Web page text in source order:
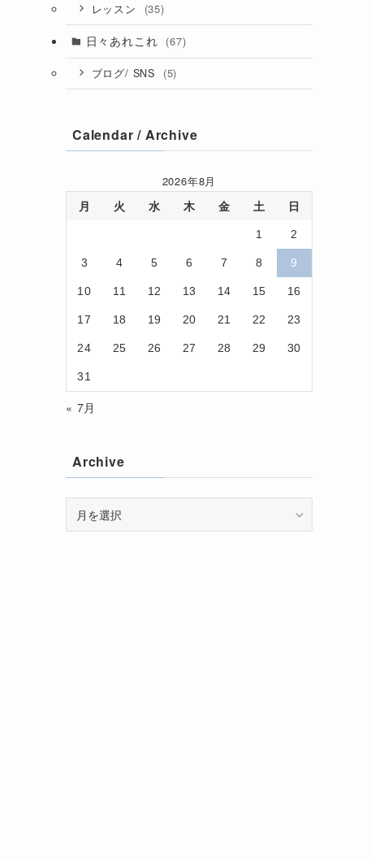
レッスン (35)
日々あれこれ (67)
ブログ/ SNS (5)
Calendar / Archive
2026年8月
月 火 水 木 金 土 日
1 2
3 4 5 6 7 8 9
10 11 12 13 14 15 16
17 18 19 20 21 22 23
24 25 26 27 28 29 30
31
« 7月
Archive
Archive